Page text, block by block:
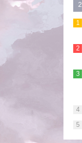
1
2
3
4
5